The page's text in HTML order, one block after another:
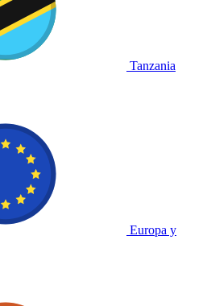
Tanzania
Europa y